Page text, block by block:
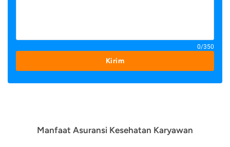
0/350
Kirim
Manfaat Asuransi Kesehatan Karyawan